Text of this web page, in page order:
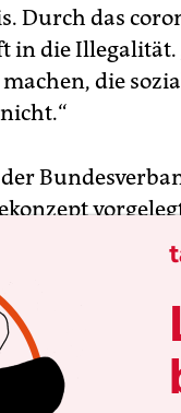
Durch das
in die
machen, die
in einem
eigenes
weiter zu
keine sein“,